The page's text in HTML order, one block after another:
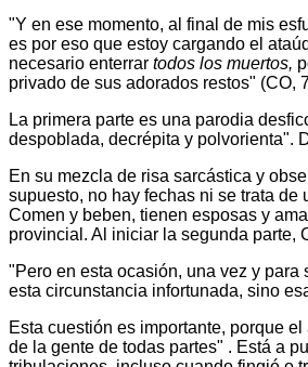
"Y en ese momento, al final de mis
es por eso que estoy cargando el
necesario enterrar todos los muertos,
privado de sus adorados restos" (CO,
La primera parte es una parodia
despoblada, decrépita y polvorienta".
En su mezcla de risa sarcástica y
supuesto, no hay fechas ni se trata
Comen y beben, tienen esposas y
provincial. Al iniciar la segunda parte,
"Pero en esta ocasión, una vez y
esta circunstancia infortunada, sino
Esta cuestión es importante, porque
de la gente de todas partes" . Está a